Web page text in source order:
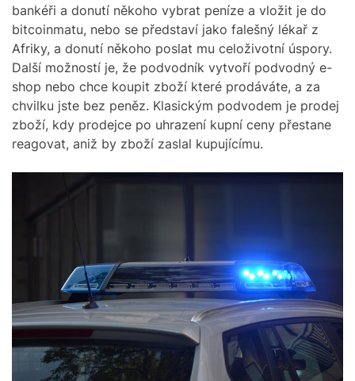
bankéři a donutí někoho vybrat peníze a vložit je do
bitcoinmatu, nebo se představí jako falešný lékař z
Afriky, a donutí někoho poslat mu celoživotní úspory.
Další možností je, že podvodník vytvoří podvodný e-
shop nebo chce koupit zboží které prodáváte, a za
chvilku jste bez peněz. Klasickým podvodem je prodej
zboží, kdy prodejce po uhrazení kupní ceny přestane
reagovat, aniž by zboží zaslal kupujícímu.